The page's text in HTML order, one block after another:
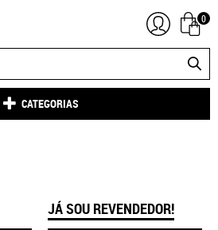
0
CATEGORIAS
JÁ SOU REVENDEDOR!